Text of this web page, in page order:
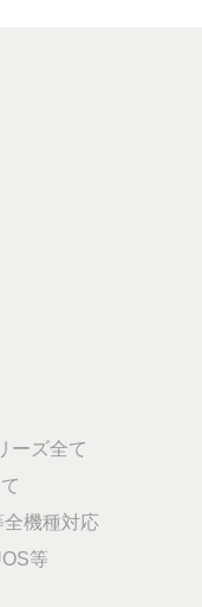
ーズ全て
機種対応
等